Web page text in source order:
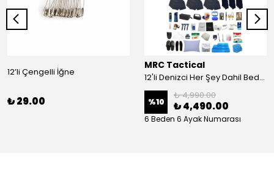
12’li Çengelli İğne
₺ 29.00
MRC Tactical
12'li Denizci Her Şey Dahil Bedelli Askerlik Seti
%10
₺ 4,990.00
₺ 4,490.00
6 Beden 6 Ayak Numarası